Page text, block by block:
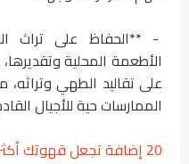
- **الحفاظ على تراث
الأطعمة المحلية
على تقاليد الطهي
الممارسات حية للأجيال
20 إضافة تجعل قهوتك أكثر صحة